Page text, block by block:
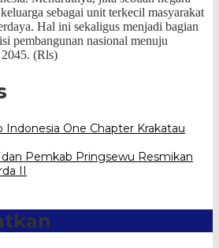
sebagai unit terkecil masyarakat
Hal ini sekaligus menjadi bagian
pembangunan nasional menuju
(Rls)
Indonesia One Chapter Krakatau
Pemkab Pringsewu Resmikan
II